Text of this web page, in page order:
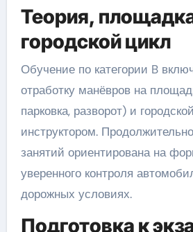
Теория,
городской цикл
Обучение по категории B
отработку манёвров на
парковка, разворот) и
инструктором.
занятий ориентирована на
уверенного контроля
дорожных условиях.
Подготовка к